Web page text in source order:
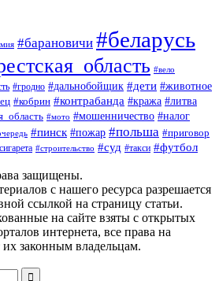
#барановичи #беларусь
#вело
#гродно #дальнобойщик #дети #животное
#кобрин #контрабанда #кража #литва
#мото #мошенничество #налог
#пинск #пожар #польша #приговор
#строительство #суд #такси #футбол
защищены.
с нашего ресурса разрешается
ссылкой на страницу статьи.
на сайте взяты с открытых
интернета, все права на
законным владельцам.